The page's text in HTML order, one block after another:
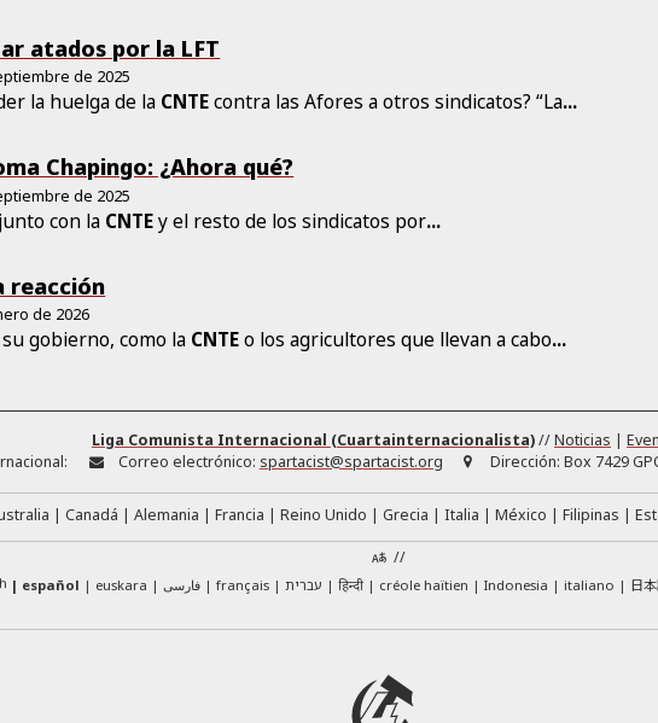
atados por la LFT
de 2025
la huelga de la CNTEcontra las Afores a otros sindicatos? “La...
Chapingo: ¿Ahora qué?
de 2025
con la CNTEy el resto de los sindicatos por...
reacción
de 2026
gobierno, como la CNTEo los agricultores que llevan a cabo...
Liga Comunista Internacional (Cuartainternacionalista)//Noticias |
Correo electrónico: spartacist@spartacist.org Dirección: Box 7429
Canadá Alemania Francia Reino Unido Grecia Italia México Filipinas
//
español euskara فارسی français עברית हिन्दी créole haïtien Indonesia italiano 日